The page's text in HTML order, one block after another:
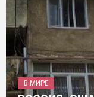
В МИРЕ